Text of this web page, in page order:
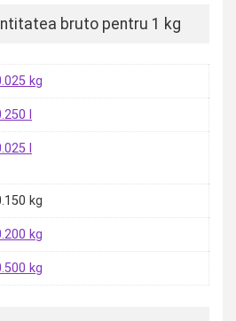
bruto pentru 1 kg
kg
l
l
kg
kg
kg